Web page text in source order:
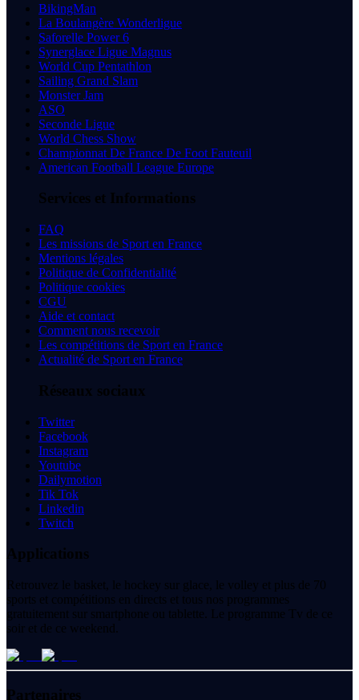
BikingMan
La Boulangère Wonderligue
Saforelle Power 6
Synerglace Ligue Magnus
World Cup Pentathlon
Sailing Grand Slam
Monster Jam
ASO
Seconde Ligue
World Chess Show
Championnat De France De Foot Fauteuil
American Football League Europe
Services et Informations
FAQ
Les missions de Sport en France
Mentions légales
Politique de Confidentialité
Politique cookies
CGU
Aide et contact
Comment nous recevoir
Les compétitions de Sport en France
Actualité de Sport en France
Réseaux sociaux
Twitter
Facebook
Instagram
Youtube
Dailymotion
Tik Tok
Linkedin
Twitch
Applications
Retrouvez le basket, le hockey sur glace, le volley et plus de 70
sports et compétitions en directs et tous nos programmes
gratuitement sur smartphone ou tablette. Le programme Tv de ce
soir et de ce weekend.
Partenaires